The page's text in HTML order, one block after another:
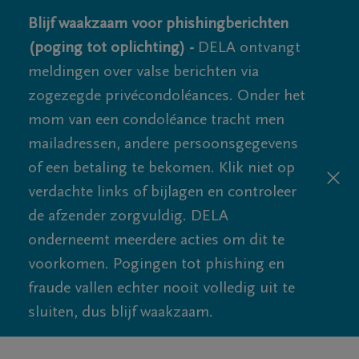
Blijf waakzaam voor phishingberichten
(poging tot oplichting) - DELA ontvangt
meldingen over valse berichten via
zogezegde privécondoléances. Onder het
mom van een condoléance tracht men
mailadressen, andere persoonsgegevens
of een betaling te bekomen. Klik niet op
verdachte links of bijlagen en controleer
de afzender zorgvuldig. DELA
onderneemt meerdere acties om dit te
voorkomen. Pogingen tot phishing en
fraude vallen echter nooit volledig uit te
sluiten, dus blijf waakzaam.